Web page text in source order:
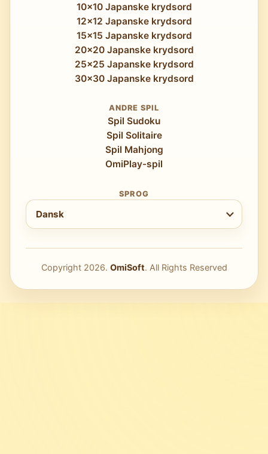
10x10 Japanske krydsord
12x12 Japanske krydsord
15x15 Japanske krydsord
20x20 Japanske krydsord
25x25 Japanske krydsord
30x30 Japanske krydsord
ANDRE SPIL
Spil Sudoku
Spil Solitaire
Spil Mahjong
OmiPlay-spil
SPROG
Vælg sprog
Dansk
Copyright 2026. OmiSoft. All Rights Reserved